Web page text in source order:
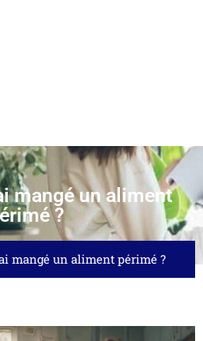
mangé un aliment
?
mangé un aliment périmé ?